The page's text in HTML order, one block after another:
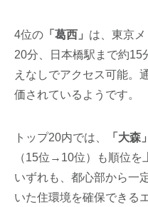
4位の 「葛西」 は、東京
20分、日本橋駅まで約15
えなしでアクセス可能。
価されているようです。
トップ20内では、 「大森」
（15位→10位）も順位を
いずれも、都心部から一
いた住環境を確保できる